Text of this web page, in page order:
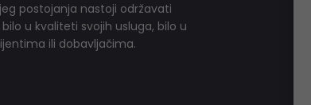
postojanja nastoji održavati
u kvaliteti svojih usluga, bilo u
ili dobavljačima.